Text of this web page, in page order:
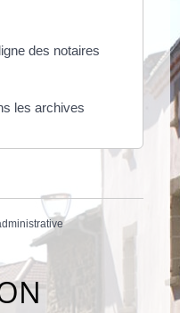
des notaires
les archives